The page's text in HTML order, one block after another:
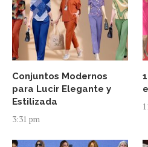
Conjuntos Modernos
para Lucir Elegante y
Estilizada
3:31 pm